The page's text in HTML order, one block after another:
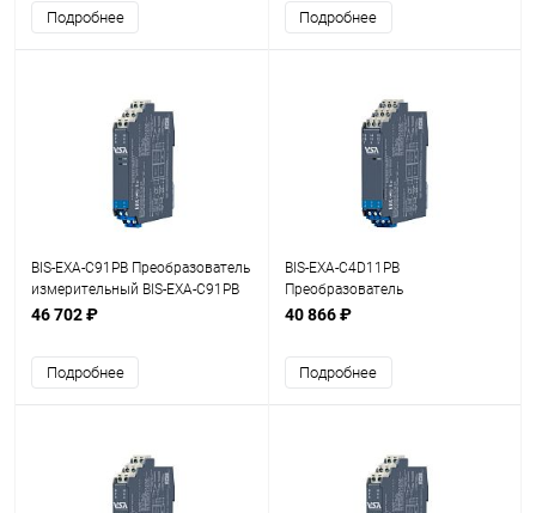
Подробнее Подробнее
BIS-EXA-C91PB Преобразователь
измерительный BIS-EXA-C91PB
1хAI (0…10 кОм)
46 702 ₽
Подробнее
BIS-EXA-C4D11PB
Преобразователь
измерительный BIS-EXA-
40 866 ₽
Подробнее